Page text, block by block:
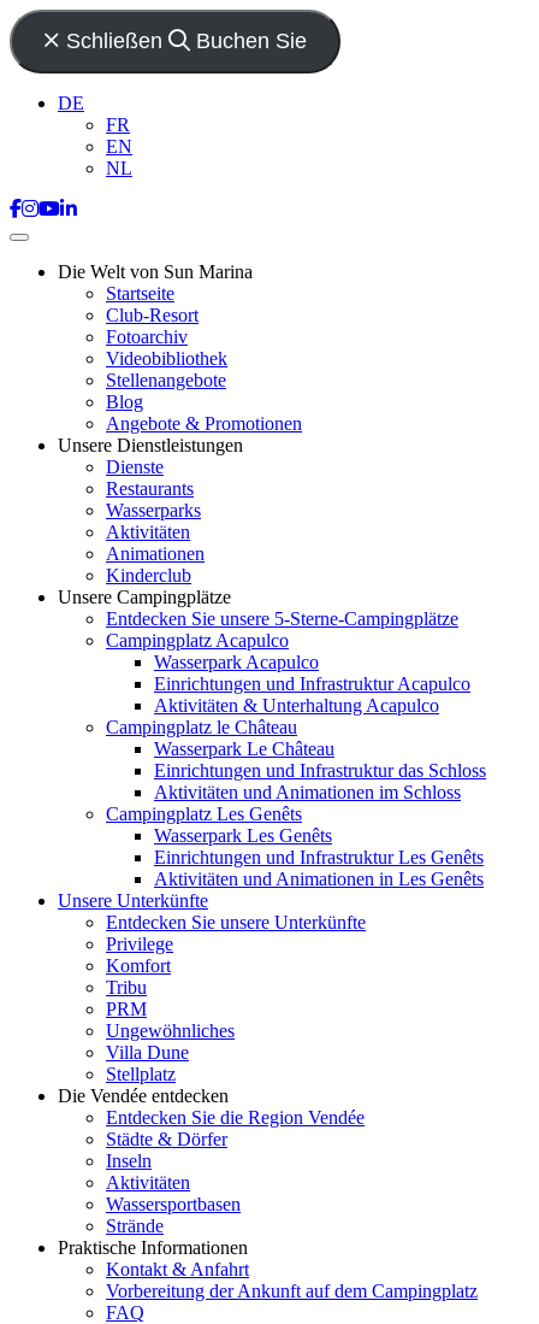
Schließen Buchen Sie
DE
FR
EN
NL
Die Welt von Sun Marina
Startseite
Club-Resort
Fotoarchiv
Videobibliothek
Stellenangebote
Blog
Angebote & Promotionen
Unsere Dienstleistungen
Dienste
Restaurants
Wasserparks
Aktivitäten
Animationen
Kinderclub
Unsere Campingplätze
Entdecken Sie unsere 5-Sterne-Campingplätze
Campingplatz Acapulco
Wasserpark Acapulco
Einrichtungen und Infrastruktur Acapulco
Aktivitäten & Unterhaltung Acapulco
Campingplatz le Château
Wasserpark Le Château
Einrichtungen und Infrastruktur das Schloss
Aktivitäten und Animationen im Schloss
Campingplatz Les Genêts
Wasserpark Les Genêts
Einrichtungen und Infrastruktur Les Genêts
Aktivitäten und Animationen in Les Genêts
Unsere Unterkünfte
Entdecken Sie unsere Unterkünfte
Privilege
Komfort
Tribu
PRM
Ungewöhnliches
Villa Dune
Stellplatz
Die Vendée entdecken
Entdecken Sie die Region Vendée
Städte & Dörfer
Inseln
Aktivitäten
Wassersportbasen
Strände
Praktische Informationen
Kontakt & Anfahrt
Vorbereitung der Ankunft auf dem Campingplatz
FAQ